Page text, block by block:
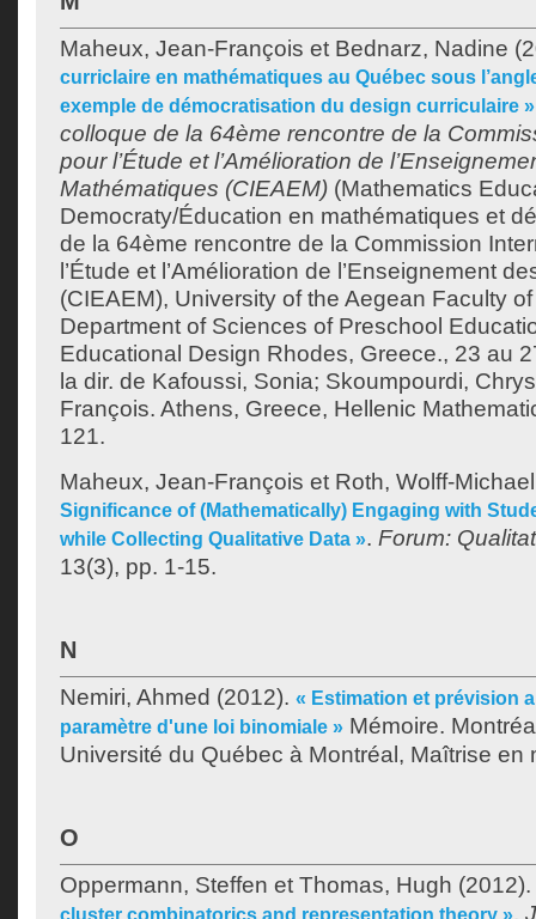
Maheux, Jean-François et Bednarz, Nadine
curriclaire en mathématiques au Québec sous
exemple de démocratisation du design curriculaire »
colloque de la 64ème rencontre de la
pour l’Étude et l’Amélioration de
Mathématiques (CIEAEM) (Mathematics
Democraty/Éducation en mathématiques et
de la 64ème rencontre de la Commission
l’Étude et l’Amélioration de l’Enseignement
(CIEAEM), University of the Aegean Faculty
Department of Sciences of Preschool
Educational Design Rhodes, Greece., 23 au
la dir. de Kafoussi, Sonia; Skoumpourdi,
François. Athens, Greece, Hellenic
121.
Maheux, Jean-François et Roth, Wolff-Michael
Significance of (Mathematically) Engaging with
while Collecting Qualitative Data ». Forum:
13(3), pp. 1-15.
N
Nemiri, Ahmed (2012). « Estimation et prévision
paramètre d'une loi binomiale » Mémoire.
Université du Québec à Montréal, Maîtrise en
O
Oppermann, Steffen et Thomas, Hugh (2012).
cluster combinatorics and representation theory ».